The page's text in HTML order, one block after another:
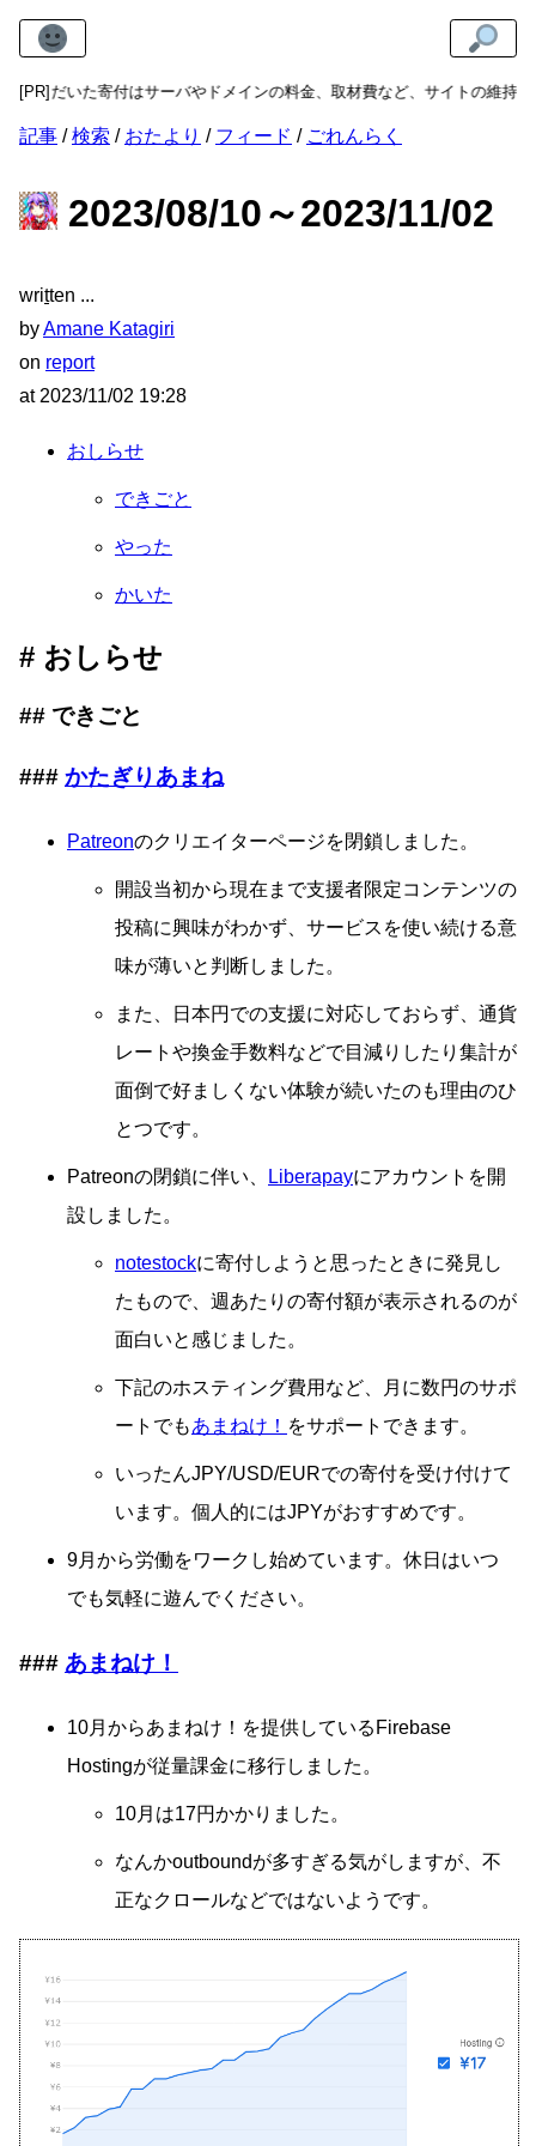
[PR]
ただいた寄付はサーバやドメインの料金、取材費など、サイトの維持・
記事 検索 おたより フィード ごれんらく
2023/08/10～2023/11/02
written
byAmane Katagiri
on report
at 2023/11/02 19:28
おしらせ
できごと
やった
かいた
おしらせ
できごと
かたぎりあまね
Patreonのクリエイターページを閉鎖しました。
開設当初から現在まで支援者限定コンテンツの
投稿に興味がわかず、サービスを使い続ける意
味が薄いと判断しました。
また、日本円での支援に対応しておらず、通貨
レートや換金手数料などで目減りしたり集計が
面倒で好ましくない体験が続いたのも理由のひ
とつです。
Patreonの閉鎖に伴い、 Liberapayにアカウントを開
設しました。
notestockに寄付しようと思ったときに発見し
たもので、週あたりの寄付額が表示されるのが
面白いと感じました。
下記のホスティング費用など、月に数円のサポ
ートでもあまねけ！ をサポートできます。
いったんJPY/USD/EURでの寄付を受け付けて
います。個人的にはJPYがおすすめです。
9月から労働をワークし始めています。休日はいつ
でも気軽に遊んでください。
あまねけ！
10月からあまねけ！を提供しているFirebase
Hostingが従量課金に移行しました。
10月は17円かかりました。
なんかoutboundが多すぎる気がしますが、不
正なクロールなどではないようです。